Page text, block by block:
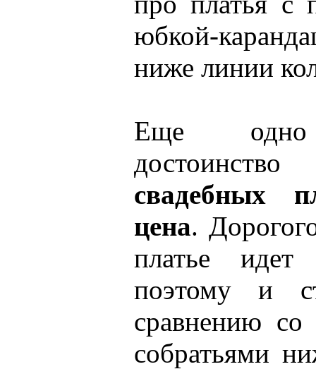
юбкой-
ниже линии
Еще одно
свадебных
цена.
платье идет
поэтому и
сравнению
собратьями